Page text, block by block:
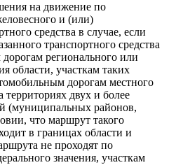
на движение по
и (или)
средства в случае, если
транспортного средства
регионального или
области, участкам таких
дорогам местного
двух и более
(муниципальных районов,
что маршрут такого
в границах области и
не проходят по
значения, участкам